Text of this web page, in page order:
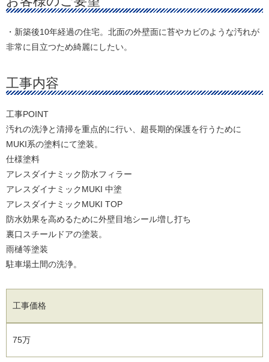
・新築後10年経過の住宅。北面の外壁面に苔やカビのような汚れが
非常に目立つため綺麗にしたい。
工事内容
工事POINT
汚れの洗浄と清掃を重点的に行い、超長期的保護を行うために
MUKI系の塗料にて塗装。
仕様塗料
アレスダイナミック防水フィラー
アレスダイナミックMUKI 中塗
アレスダイナミックMUKI TOP
防水効果を高めるために外壁目地シール増し打ち
裏口スチールドアの塗装。
雨樋等塗装
駐車場土間の洗浄。
工事価格
75万